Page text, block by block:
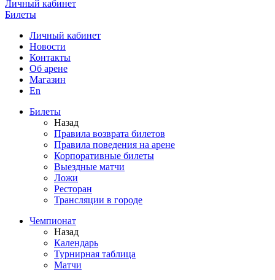
Личный кабинет
Билеты
Личный кабинет
Новости
Контакты
Об арене
Магазин
En
Билеты
Назад
Правила возврата билетов
Правила поведения на арене
Корпоративные билеты
Выездные матчи
Ложи
Ресторан
Трансляции в городе
Чемпионат
Назад
Календарь
Турнирная таблица
Матчи